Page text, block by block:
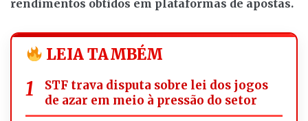
rendimentos obtidos em plataformas de apostas.
LEIA TAMBÉM
STF trava disputa sobre lei dos jogos
de azar em meio à pressão do setor